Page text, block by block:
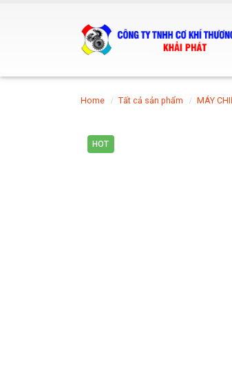
Home Tất cả sản phẩm MÁY
HOT